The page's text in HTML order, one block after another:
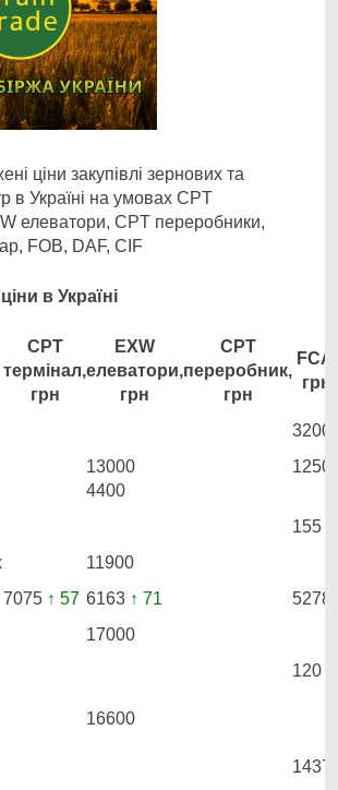
ціни закупівлі зернових та
в Україні на умовах CPT
елеватори, CPT переробники,
FOB, DAF, CIF
в Україні
CPT
термінал,
грн
EXW
елеватори,
грн
CPT
переробник,
грн
FCA,
грн
3200
13000
4400
155
11900
7075 ↑ 57 6163 ↑ 71
5278
17000
120
16600